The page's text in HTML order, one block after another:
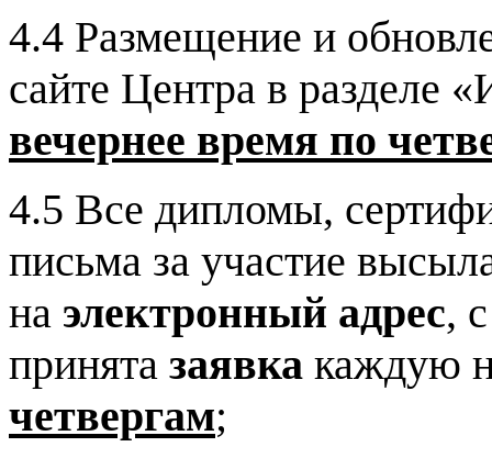
4.4 Размещение и
сайте Центра в разделе
вечернее время по
4.5 Все дипломы,
письма за участие
на электронный адрес,
принята заявка каждую
четвергам;